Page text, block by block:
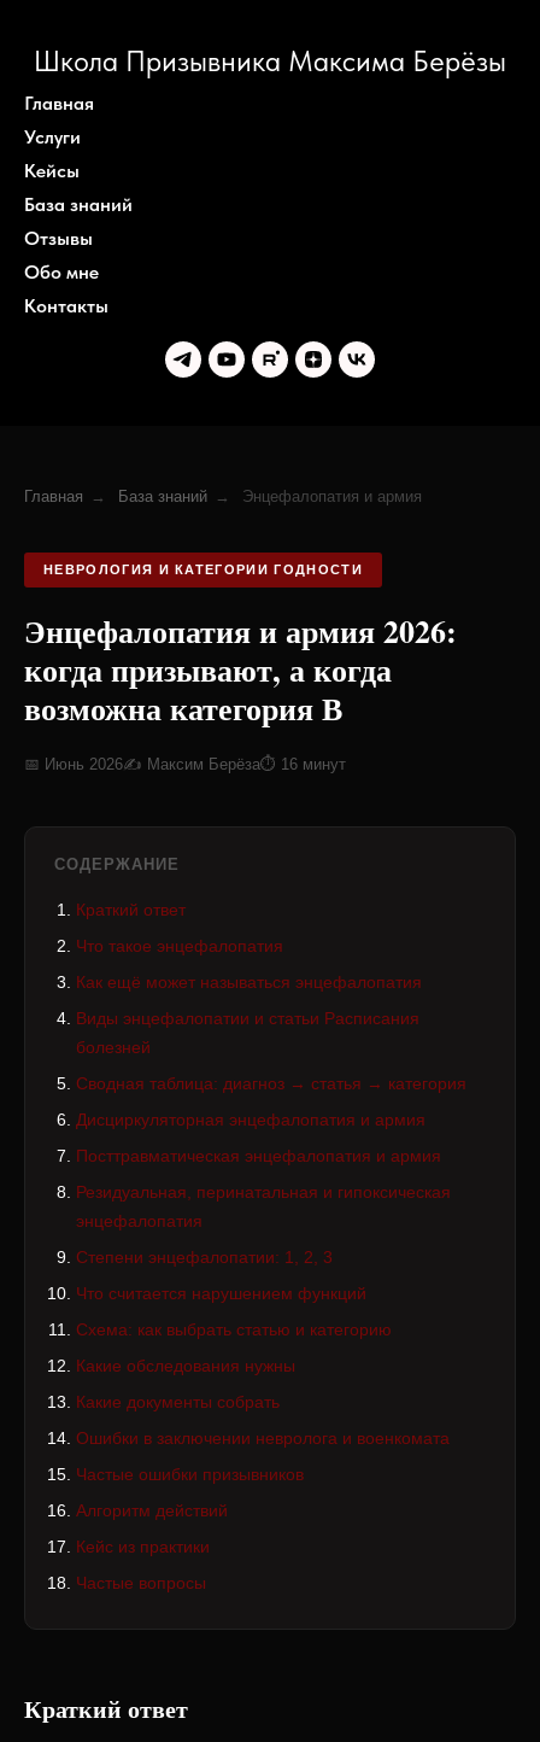
Школа Призывника Максима Берёзы
Главная
Услуги
Кейсы
База знаний
Отзывы
Обо мне
Контакты
Главная → База знаний → Энцефалопатия и армия
НЕВРОЛОГИЯ И КАТЕГОРИИ ГОДНОСТИ
Энцефалопатия и армия 2026:
когда призывают, а когда
возможна категория В
📅 Июнь 2026✍️ Максим Берёза⏱ 16 минут
СОДЕРЖАНИЕ
Краткий ответ
Что такое энцефалопатия
Как ещё может называться энцефалопатия
Виды энцефалопатии и статьи Расписания
болезней
Сводная таблица: диагноз → статья → категория
Дисциркуляторная энцефалопатия и армия
Посттравматическая энцефалопатия и армия
Резидуальная, перинатальная и гипоксическая
энцефалопатия
Степени энцефалопатии: 1, 2, 3
Что считается нарушением функций
Схема: как выбрать статью и категорию
Какие обследования нужны
Какие документы собрать
Ошибки в заключении невролога и военкомата
Частые ошибки призывников
Алгоритм действий
Кейс из практики
Частые вопросы
Краткий ответ